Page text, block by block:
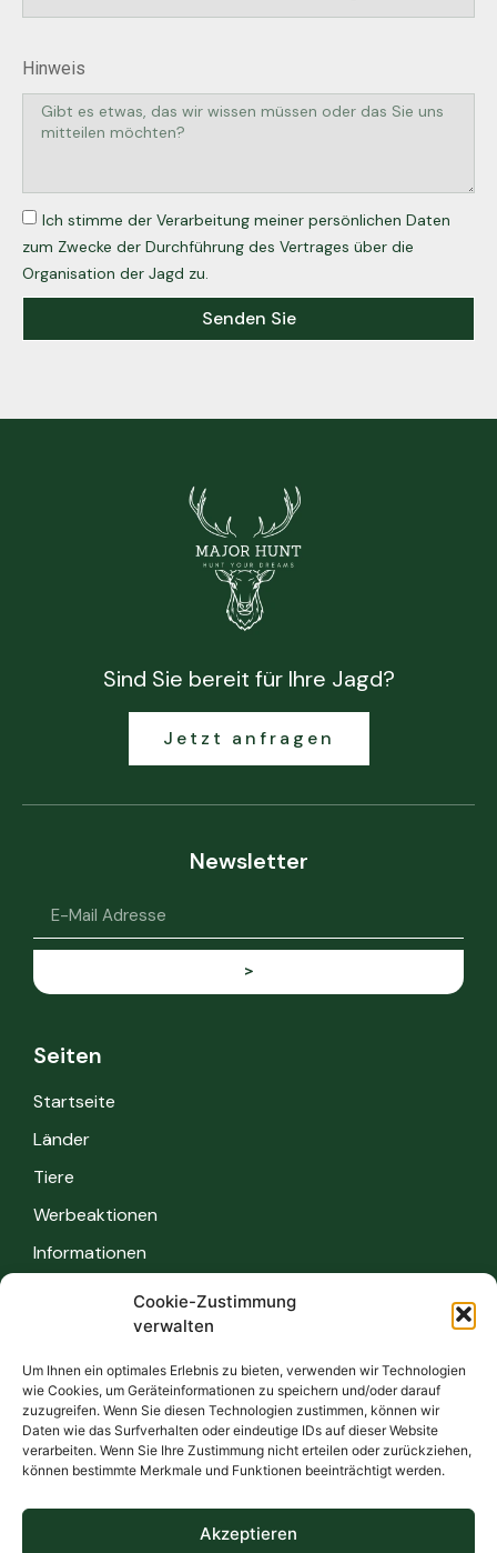
Cookie-Zustimmung
verwalten
Um Ihnen ein optimales Erlebnis zu bieten, verwenden wir Technologien
wie Cookies, um Geräteinformationen zu speichern und/oder darauf
zuzugreifen. Wenn Sie diesen Technologien zustimmen, können wir
Daten wie das Surfverhalten oder eindeutige IDs auf dieser Website
verarbeiten. Wenn Sie Ihre Zustimmung nicht erteilen oder zurückziehen,
können bestimmte Merkmale und Funktionen beeinträchtigt werden.
Akzeptieren
Hinweis
Ich stimme der Verarbeitung meiner persönlichen Daten
zum Zwecke der Durchführung des Vertrages über die
Organisation der Jagd zu.
Senden Sie
Sind Sie bereit für Ihre Jagd?
Jetzt anfragen
Newsletter
>
Seiten
Startseite
Länder
Tiere
Werbeaktionen
Informationen
Informationen
Sicherheitsvorschriften
FAQ
Kontakt